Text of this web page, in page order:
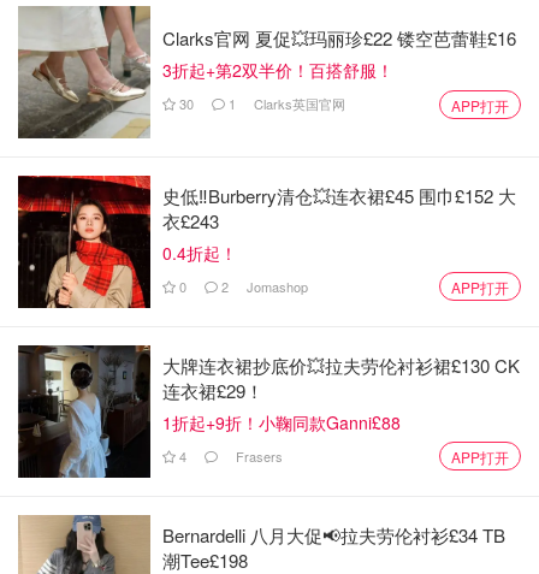
Clarks官网 夏促💥玛丽珍£22 镂空芭蕾鞋£16
3折起+第2双半价！百搭舒服！
30 1 Clarks英国官网 APP打开
史低‼️Burberry清仓💥连衣裙£45 围巾£152 大
衣£243
0.4折起！
0 2 Jomashop APP打开
大牌连衣裙抄底价💥拉夫劳伦衬衫裙£130 CK
连衣裙£29！
1折起+9折！小鞠同款Ganni£88
4 Frasers APP打开
Bernardelli 八月大促📢拉夫劳伦衬衫£34 TB
潮Tee£198